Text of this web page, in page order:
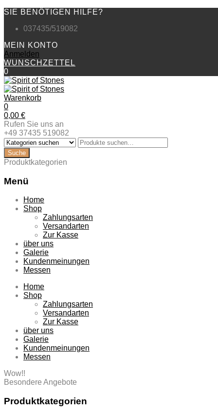
SIE BENÖTIGEN HILFE?
037435/519082
MEIN KONTO
Anmelden
WUNSCHZETTEL
0
Warenkorb
0
0,00 €
Rufen Sie uns an
+49 37435 519082
Produktkategorien
Menü
Zum
Inhalt
Home
Shop
Zahlungsarten
Versandarten
Zur Kasse
über uns
Galerie
Kundenmeinungen
Messen
Home
Shop
Zahlungsarten
Versandarten
Zur Kasse
über uns
Galerie
Kundenmeinungen
Messen
Wow!!
Besondere Angebote
Produktkategorien